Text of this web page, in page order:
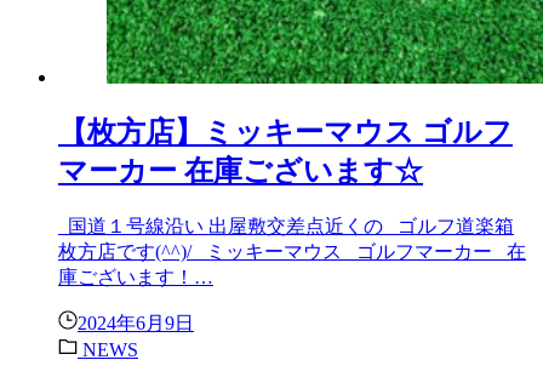
【枚方店】ミッキーマウス ゴルフ
マーカー 在庫ございます☆
国道１号線沿い 出屋敷交差点近くの ゴルフ道楽箱
枚方店です(^^)/ ミッキーマウス ゴルフマーカー 在
庫ございます！…
2024年6月9日
NEWS